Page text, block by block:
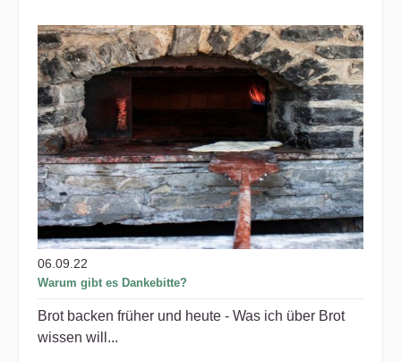
06.09.22
Warum gibt es Dankebitte?
Brot backen früher und heute - Was ich über Brot
wissen will...